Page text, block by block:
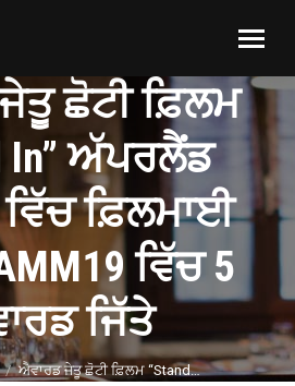
ਛੋਟੀ ਫ਼ਿਲਮ
In” ਅੱਪਰਲੈਂਡ
ਫ਼ਿਲਮਾਈ
ਵਿੱਚ 5
ਜਿੱਤੇ
ਐਵਾਰਡ ਜੇਤੂ ਛੋਟੀ ਫ਼ਿਲਮ “Stand…